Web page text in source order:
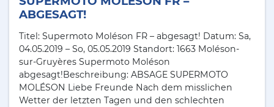
ABGESAGT!
Titel: Supermoto Moléson FR – abgesagt! Datum: Sa,
04.05.2019 – So, 05.05.2019 Standort: 1663 Moléson-
sur-Gruyères Supermoto Moléson
abgesagt!Beschreibung: ABSAGE SUPERMOTO
MOLÉSON Liebe Freunde Nach dem misslichen
Wetter der letzten Tagen und den schlechten